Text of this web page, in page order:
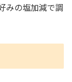
みの塩加減で調